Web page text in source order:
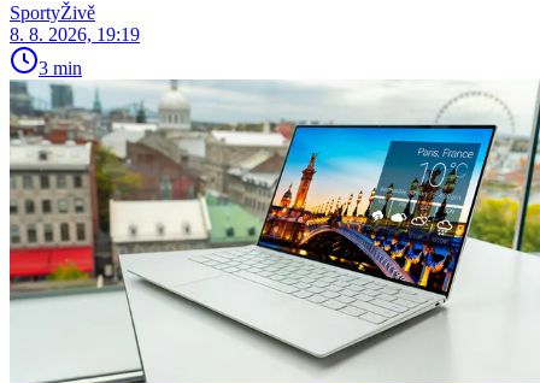
SportyŽivě
8. 8. 2026, 19:19
3 min